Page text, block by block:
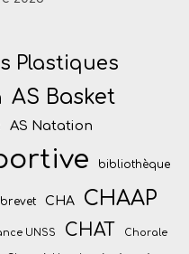
Plastiques
AS Basket
AS Natation
bibliothèque
brevet CHA CHAAP
UNSS CHAT Chorale